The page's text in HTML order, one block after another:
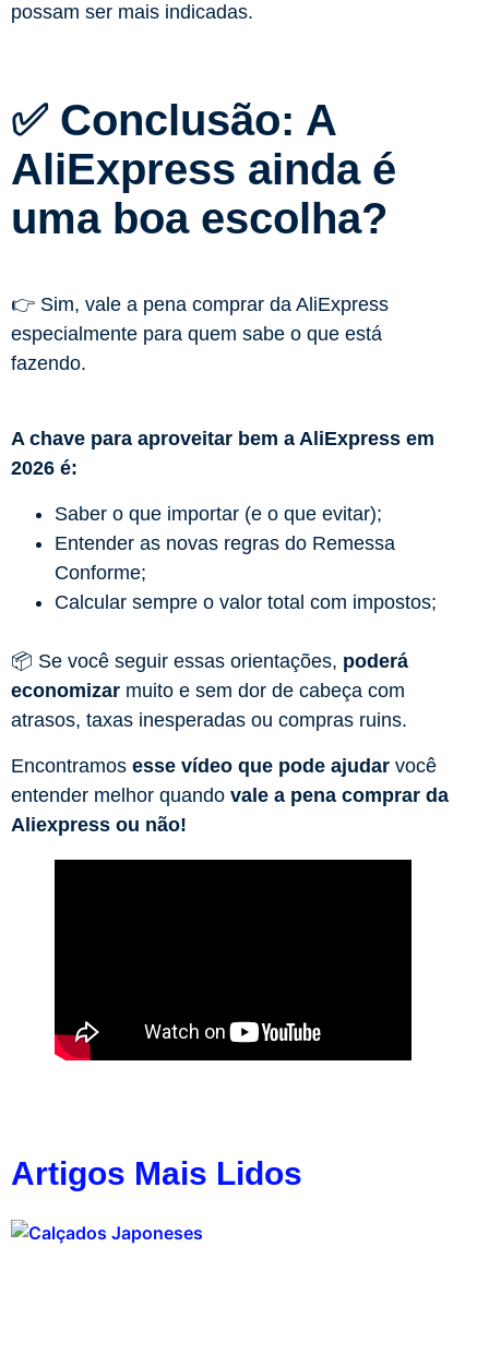
possam ser mais indicadas.
✅ Conclusão: A
AliExpress ainda é
uma boa escolha?
👉 Sim, vale a pena comprar da AliExpress
especialmente para quem sabe o que está
fazendo.
A chave para aproveitar bem a AliExpress em
2026 é:
Saber o que importar (e o que evitar);
Entender as novas regras do Remessa
Conforme;
Calcular sempre o valor total com impostos;
📦 Se você seguir essas orientações, poderá
economizar muito e sem dor de cabeça com
atrasos, taxas inesperadas ou compras ruins.
Encontramos esse vídeo que pode ajudar você
entender melhor quando vale a pena comprar da
Aliexpress ou não!
Artigos Mais Lidos